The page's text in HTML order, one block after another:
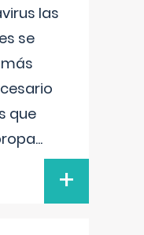
las
se
que
...
+